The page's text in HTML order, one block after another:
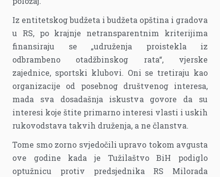
Iz entitetskog budžeta i budžeta opština i gradova
u RS, po krajnje netransparentnim kriterijima
finansiraju se „udruženja proistekla iz
odbrambeno otadžbinskog rata“, vjerske
zajednice, sportski klubovi. Oni se tretiraju kao
organizacije od posebnog društvenog interesa,
mada sva dosadašnja iskustva govore da su
interesi koje štite primarno interesi vlasti i uskih
rukovodstava takvih druženja, a ne članstva.
Tome smo zorno svjedočili upravo tokom avgusta
ove godine kada je Tužilaštvo BiH podiglo
optužnicu protiv predsjednika RS Milorada